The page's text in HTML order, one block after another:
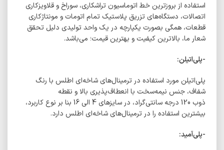
استفاده از بروزترین خط اتوماسیون تراشکاری، سوراخ و قلاویزکاری
اتصالات، دستگاه‌های تزریق پلاستیک تمام اتومات و مونتاژکاری
قطعات، همگی بصورت یکپارچه در یک واحد تولیدی دلیل تحقق
شعار ما، بالاترین کیفیت و بهترین قیمت؛ می‌باشد.
-پلی‌اتیلن:
پلی‌اتیلن مورد استفاده در ترمینال‌های شاخه‌ای اطلس با رنگ
شفاف، جنس نیمه‌سخت با انعطاف‌پذیری بالا و نقطه
ذوب 120 درجه سانتی‌گراد، در سایزهای 4 الی 16 بنا بر نوع کاربرد،
بیشترین استفاده را در ترمینال‌های شاخه‌ای اطلس دارد.
-پلی‌آمید: